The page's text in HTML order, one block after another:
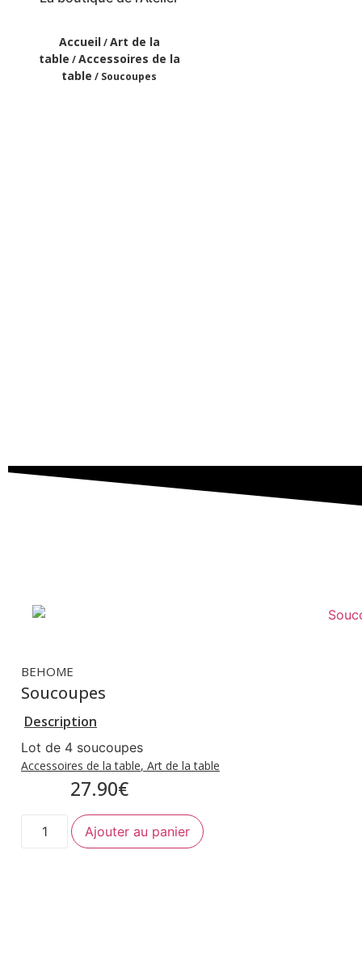
Accueil /Art de la
table /Accessoires de la
table / Soucoupes
BEHOME
Soucoupes
Description
Lot de 4 soucoupes
Accessoires de la table, Art de la table
27.90€
Ajouter au panier